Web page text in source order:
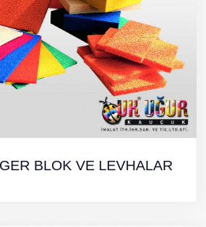
BLOK VE LEVHALAR